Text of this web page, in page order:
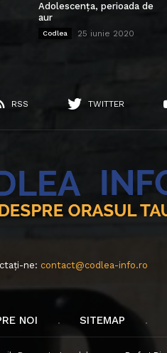
Adolescența, perioada de
aur
Codlea 25 iunie 2020
RSS TWITTER
ne: contact@codlea-info.ro
NOI SITEMAP